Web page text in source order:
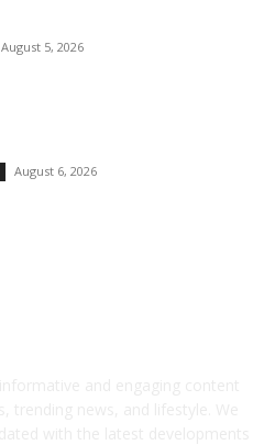
August 5, 2026
August 6, 2026